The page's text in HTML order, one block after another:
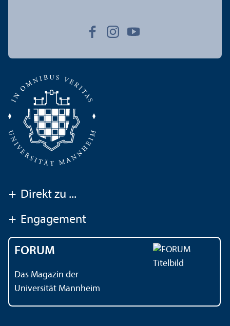
+ Direkt zu ...
+ Engagement
FORUM
Das Magazin der
Universität Mannheim